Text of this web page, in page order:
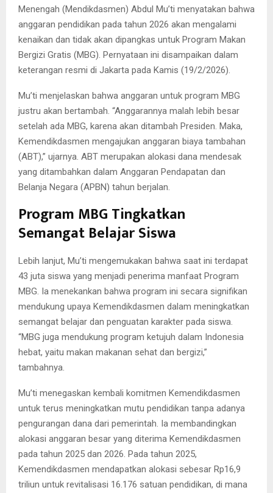
Menengah (Mendikdasmen) Abdul Mu’ti menyatakan bahwa
anggaran pendidikan pada tahun 2026 akan mengalami
kenaikan dan tidak akan dipangkas untuk Program Makan
Bergizi Gratis (MBG). Pernyataan ini disampaikan dalam
keterangan resmi di Jakarta pada Kamis (19/2/2026).
Mu’ti menjelaskan bahwa anggaran untuk program MBG
justru akan bertambah. “Anggarannya malah lebih besar
setelah ada MBG, karena akan ditambah Presiden. Maka,
Kemendikdasmen mengajukan anggaran biaya tambahan
(ABT),” ujarnya. ABT merupakan alokasi dana mendesak
yang ditambahkan dalam Anggaran Pendapatan dan
Belanja Negara (APBN) tahun berjalan.
Program MBG Tingkatkan
Semangat Belajar Siswa
Lebih lanjut, Mu’ti mengemukakan bahwa saat ini terdapat
43 juta siswa yang menjadi penerima manfaat Program
MBG. Ia menekankan bahwa program ini secara signifikan
mendukung upaya Kemendikdasmen dalam meningkatkan
semangat belajar dan penguatan karakter pada siswa.
“MBG juga mendukung program ketujuh dalam Indonesia
hebat, yaitu makan makanan sehat dan bergizi,”
tambahnya.
Mu’ti menegaskan kembali komitmen Kemendikdasmen
untuk terus meningkatkan mutu pendidikan tanpa adanya
pengurangan dana dari pemerintah. Ia membandingkan
alokasi anggaran besar yang diterima Kemendikdasmen
pada tahun 2025 dan 2026. Pada tahun 2025,
Kemendikdasmen mendapatkan alokasi sebesar Rp16,9
triliun untuk revitalisasi 16.176 satuan pendidikan, di mana